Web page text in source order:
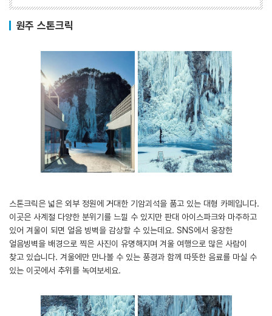
원주 스톤크릭
스톤크릭은 넓은 외부 정원에 거대한 기암괴석을 품고 있는 대형 카페입니다.
이곳은 사계절 다양한 분위기를 느낄 수 있지만 판대 아이스파크와 마주하고
있어 겨울이 되면 얼음 빙벽을 감상할 수 있는데요. SNS에서 웅장한
얼음빙벽을 배경으로 찍은 사진이 유명해지며 겨울 여행으로 많은 사람이
찾고 있습니다. 겨울에만 만나볼 수 있는 풍경과 함께 따뜻한 음료를 마실 수
있는 이곳에서 추위를 녹여보세요.